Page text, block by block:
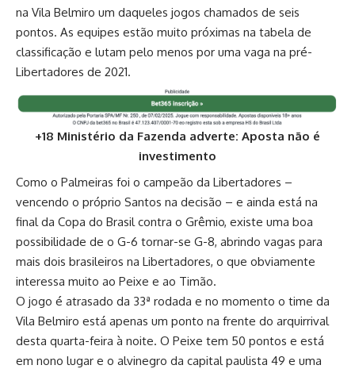
na Vila Belmiro um daqueles jogos chamados de seis
pontos. As equipes estão muito próximas na tabela de
classificação e lutam pelo menos por uma vaga na pré-
Libertadores de 2021.
+18 Ministério da Fazenda adverte: Aposta não é
investimento
Como o Palmeiras foi o campeão da Libertadores –
vencendo o próprio Santos na decisão – e ainda está na
final da Copa do Brasil contra o Grêmio, existe uma boa
possibilidade de o G-6 tornar-se G-8, abrindo vagas para
mais dois brasileiros na Libertadores, o que obviamente
interessa muito ao Peixe e ao Timão.
O jogo é atrasado da 33ª rodada e no momento o time da
Vila Belmiro está apenas um ponto na frente do arquirrival
desta quarta-feira à noite. O Peixe tem 50 pontos e está
em nono lugar e o alvinegro da capital paulista 49 e uma